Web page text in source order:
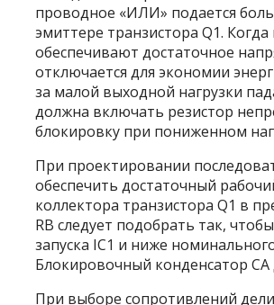
проводное «ИЛИ» подается
эмиттере транзистора Q1.
обеспечивают достаточное
отключается для экономии
за малой выходной нагрузки
должна включать резистор
блокировку при пониженном
При проектировании
обеспечить достаточный
коллектора транзистора Q1 в
RB следует подобрать так,
запуска IC1 и ниже
Блокировочный конденсатор CA
При выборе сопротивлений